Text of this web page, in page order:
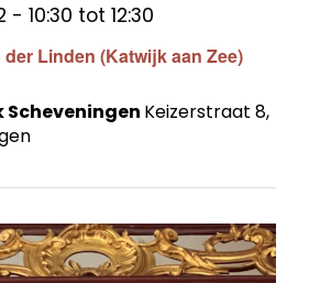
der Linden (Katwijk aan Zee)
- 10:30 tot 12:30
Scheveningen Keizerstraat 8,